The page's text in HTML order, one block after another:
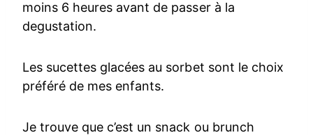
moins 6 heures avant de passer à la
degustation.
Les sucettes glacées au sorbet sont le choix
préféré de mes enfants.
Je trouve que c’est un snack ou brunch